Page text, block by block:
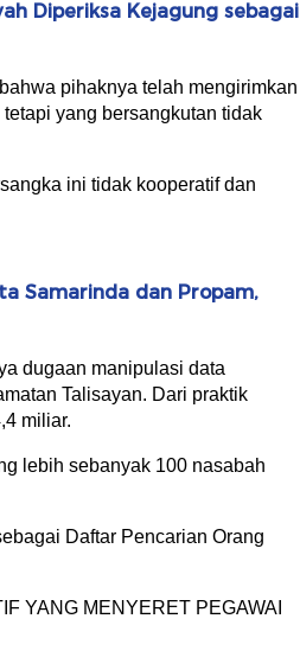
Diperiksa Kejagung sebagai
pihaknya telah mengirimkan
yang bersangkutan tidak
ini tidak kooperatif dan
Samarinda dan Propam,
dugaan manipulasi data
Talisayan. Dari praktik
miliar.
lebih sebanyak 100 nasabah
Daftar Pencarian Orang
YANG MENYERET PEGAWAI